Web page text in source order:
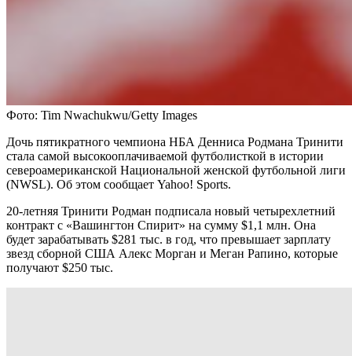
Фото: Tim Nwachukwu/Getty Images
Дочь пятикратного чемпиона НБА Денниса Родмана Тринити
стала самой высокооплачиваемой футболисткой в истории
североамериканской Национальной женской футбольной лиги
(NWSL). Об этом сообщает Yahoo! Sports.
20-летняя Тринити Родман подписала новый четырехлетний
контракт с «Вашингтон Спирит» на сумму $1,1 млн. Она
будет зарабатывать $281 тыс. в год, что превышает зарплату
звезд сборной США Алекс Морган и Меган Рапино, которые
получают $250 тыс.